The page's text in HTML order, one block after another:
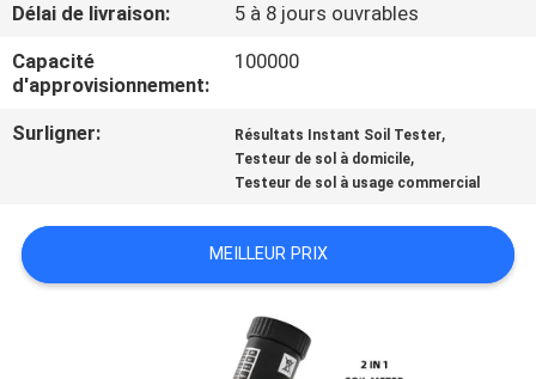
LA
QUALITÉ
CONTACT
NOUVELLES
Délai de livraison:
5 à 8 jours ouvrables
Capacité
d'approvisionnement:
100000
Surligner: Résultats Instant Soil Tester,
Testeur de sol à domicile,
Testeur de sol à usage commercial
MEILLEUR PRIX